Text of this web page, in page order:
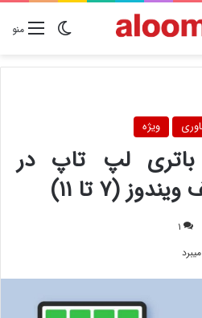
منوتغییر
ویژه
لپ تاپ در
(۷ تا ۱۱)
۱